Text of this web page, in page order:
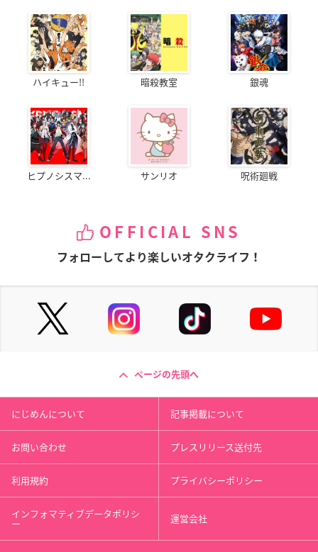
ハイキュー!! 暗殺教室 銀魂
ヒプノシスマ... サンリオ 呪術廻戦
OFFICIAL SNS
フォローしてより楽しいオタクライフ！
ページの先頭へ
にじめんについて 記事掲載について
お問い合わせ プレスリリース送付先
利用規約 プライバシーポリシー
インフォマティブデータポリシ
ー 運営会社